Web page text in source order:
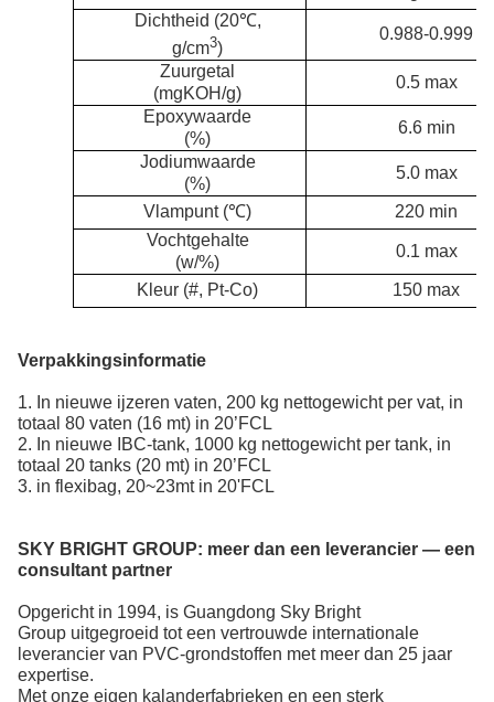
Dichtheid (20℃,
g/cm3)
0.988-0.999
Zuurgetal
(mgKOH/g)
0.5 max
Epoxywaarde
(%)
6.6 min
Jodiumwaarde
(%)
5.0 max
Vlampunt (℃)
220 min
Vochtgehalte
(w/%)
0.1 max
Kleur (#, Pt-Co) 150 max
Verpakkingsinformatie
1. In nieuwe ijzeren vaten, 200 kg nettogewicht per vat, in
totaal 80 vaten (16 mt) in 20’FCL
2. In nieuwe IBC-tank, 1000 kg nettogewicht per tank, in
totaal 20 tanks (20 mt) in 20’FCL
3. in flexibag, 20~23mt in 20'FCL
SKY BRIGHT GROUP: meer dan een leverancier — een
consultant partner
Opgericht in 1994, is Guangdong Sky Bright
Group uitgegroeid tot een vertrouwde internationale
leverancier van PVC-grondstoffen met meer dan 25 jaar
expertise.
Met onze eigen kalanderfabrieken en een sterk